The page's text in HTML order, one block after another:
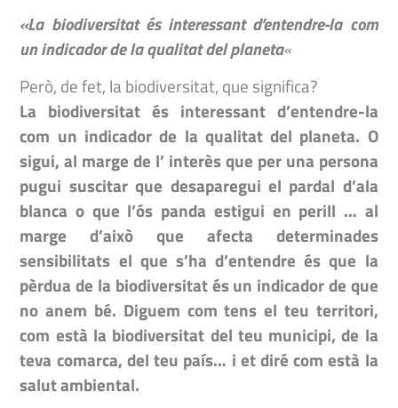
«La biodiversitat és interessant d’entendre-la com
un indicador de la qualitat del planeta«
Però, de fet, la biodiversitat, que significa?
La biodiversitat és interessant d’entendre-la
com un indicador de la qualitat del planeta. O
sigui, al marge de l’ interès que per una persona
pugui suscitar que desaparegui el pardal d’ala
blanca o que l’ós panda estigui en perill … al
marge d’això que afecta determinades
sensibilitats el que s’ha d’entendre és que la
pèrdua de la biodiversitat és un indicador de que
no anem bé. Diguem com tens el teu territori,
com està la biodiversitat del teu municipi, de la
teva comarca, del teu país… i et diré com està la
salut ambiental.